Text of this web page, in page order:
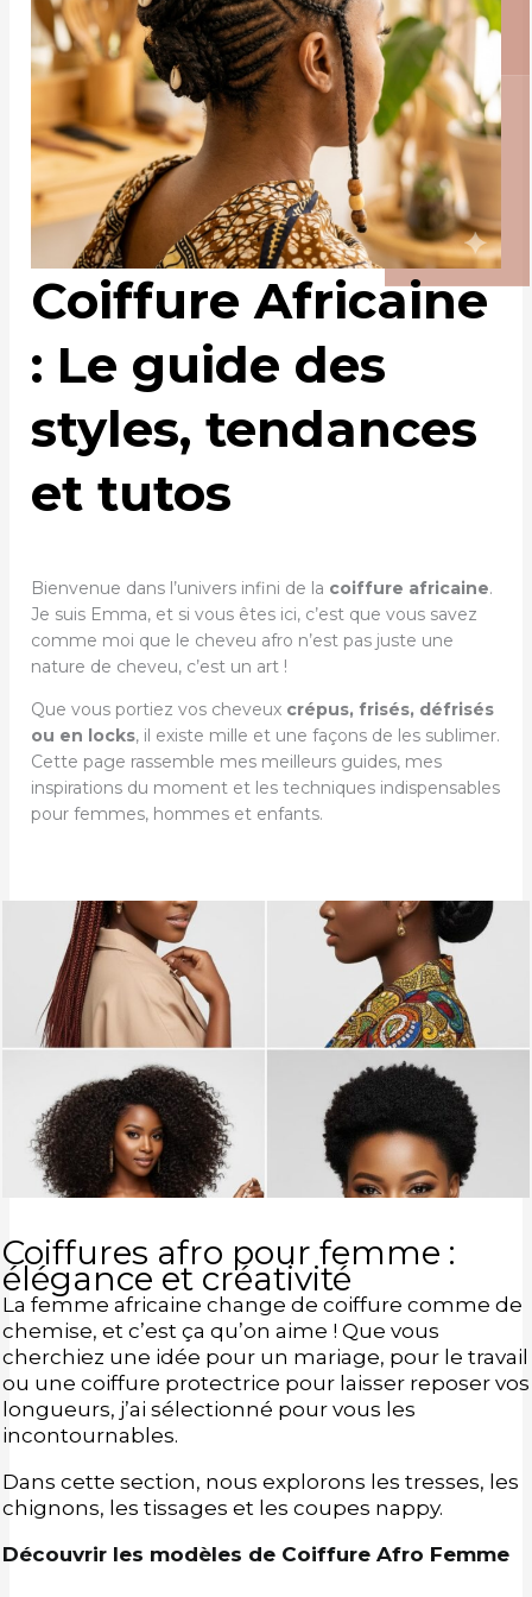
Coiffure Africaine
: Le guide des
styles, tendances
et tutos
Bienvenue dans l’univers infini de la coiffure africaine.
Je suis Emma, et si vous êtes ici, c’est que vous savez
comme moi que le cheveu afro n’est pas juste une
nature de cheveu, c’est un art !
Que vous portiez vos cheveux crépus, frisés, défrisés
ou en locks, il existe mille et une façons de les sublimer.
Cette page rassemble mes meilleurs guides, mes
inspirations du moment et les techniques indispensables
pour femmes, hommes et enfants.
Coiffures afro pour femme :
élégance et créativité
La femme africaine change de coiffure comme de
chemise, et c’est ça qu’on aime ! Que vous
cherchiez une idée pour un mariage, pour le travail
ou une coiffure protectrice pour laisser reposer vos
longueurs, j’ai sélectionné pour vous les
incontournables.
Dans cette section, nous explorons les tresses, les
chignons, les tissages et les coupes nappy.
Découvrir les modèles de Coiffure Afro Femme